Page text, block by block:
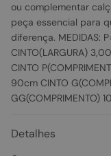
ou complementar
peça essencial para
diferença. MEDIDAS:
CINTO(LARGURA)
CINTO
90cm CINTO
GG(COMPRIMENTO)
Detalhes